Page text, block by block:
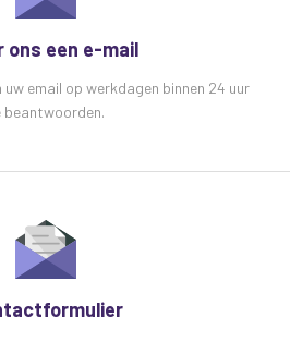
80Hz
+ 48V afzonderlijk
XLR-ingangen)
mic 2k Ohm
20Hz - 20kHz ( 0,5B)
24-bit, 96 kHz max.
@ 1 kHz
102dB
92dB
ons een e-mail
email op werkdagen binnen 24 uur
beantwoorden.